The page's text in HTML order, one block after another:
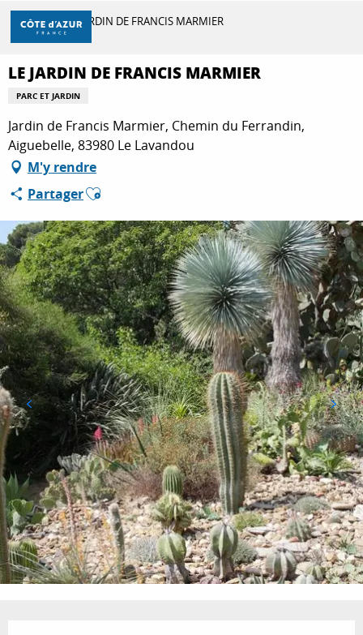
Aller
contenu
principal
DÉCOUVRIR
À FAIRE
SÉJOURNER
Accueil LE JARDIN DE FRANCIS MARMIER
LE JARDIN DE FRANCIS MARMIER
PARC ET JARDIN
Jardin de Francis Marmier, Chemin du Ferrandin,
Aiguebelle, 83980 Le Lavandou
M'y rendre
PartagerAjouter aux favoris